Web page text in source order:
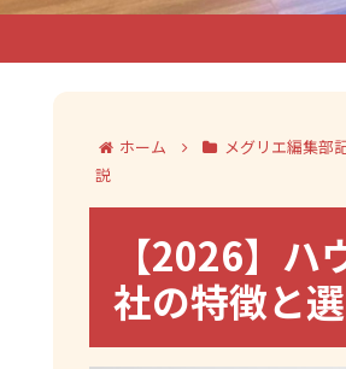
ホーム メグリエ編集部
説
【2026】
社の特徴と